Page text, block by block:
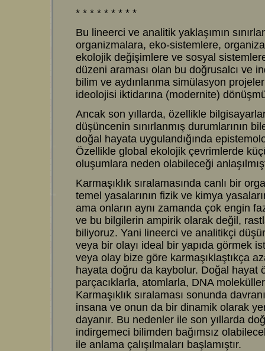
* * * * * * * * *
Bu lineerci ve analitik yaklaşımın
organizmalara, eko-sistemlere,
ekolojik değişimlere ve sosyal
düzeni araması olan bu doğrusalcı ve
bilim ve aydınlanma simülasyon
ideolojisi iktidarına (modernite)
Ancak son yıllarda, özellikle
düşüncenin sınırlanmış durumlarının
doğal hayata uygulandığında
Özellikle global ekolojik çevrimlerde
oluşumlara neden olabileceği
Karmaşıklık sıralamasında canlı bir
temel yasalarının fizik ve kimya
ama onların aynı zamanda çok engin
ve bu bilgilerin ampirik olarak değil,
biliyoruz. Yani lineerci ve analitikçi
veya bir olayı ideal bir yapıda görmek
veya olay bize göre karmaşıklaştıkça
hayata doğru da kaybolur. Doğal hayat
parçacıklarla, atomlarla, DNA
Karmaşıklık sıralaması sonunda
insana ve onun da bir dinamik olarak
dayanır. Bu nedenler ile son yıllarda
indirgemeci bilimden bağımsız
ile anlama çalışılmaları başlamıştır.